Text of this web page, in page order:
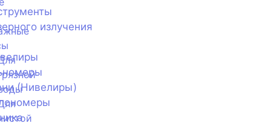
излучения
(Нивелиры)